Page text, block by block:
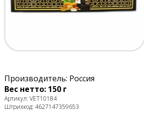
Производитель: Россия
Вес нетто: 150 г
Артикул: VET10184
Штрихкод: 4627147359653